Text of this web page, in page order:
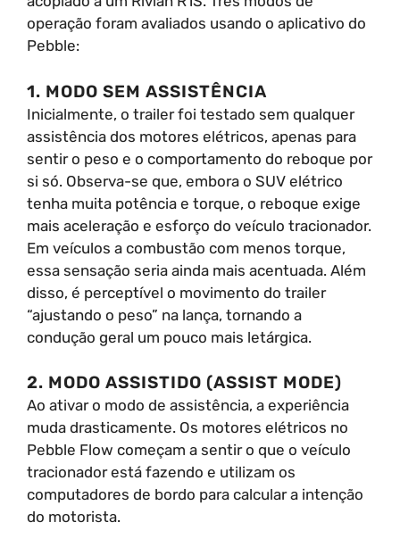
operação foram avaliados usando o aplicativo do
Pebble:
1. MODO SEM ASSISTÊNCIA
Inicialmente, o trailer foi testado sem qualquer
assistência dos motores elétricos, apenas para
sentir o peso e o comportamento do reboque por
si só. Observa-se que, embora o SUV elétrico
tenha muita potência e torque, o reboque exige
mais aceleração e esforço do veículo tracionador.
Em veículos a combustão com menos torque,
essa sensação seria ainda mais acentuada. Além
disso, é perceptível o movimento do trailer
“ajustando o peso” na lança, tornando a
condução geral um pouco mais letárgica.
2. MODO ASSISTIDO (ASSIST MODE)
Ao ativar o modo de assistência, a experiência
muda drasticamente. Os motores elétricos no
Pebble Flow começam a sentir o que o veículo
tracionador está fazendo e utilizam os
computadores de bordo para calcular a intenção
do motorista.